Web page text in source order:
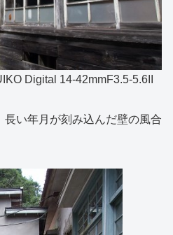
Digital 14-42mmF3.5-5.6II
い年月が刻み込んだ壁の風合